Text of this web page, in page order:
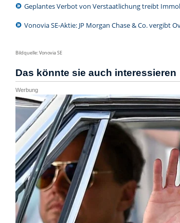
Geplantes Verbot von Verstaatlichung treibt
Vonovia SE-Aktie: JP Morgan Chase & Co. vergibt
Bildquelle: Vonovia SE